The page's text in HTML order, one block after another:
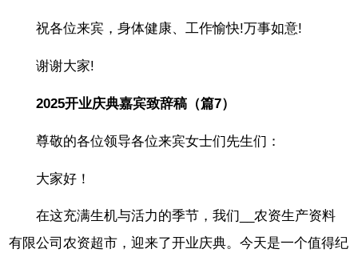
祝各位来宾，身体健康、工作愉快!万事如意!
谢谢大家!
2025开业庆典嘉宾致辞稿（篇7）
尊敬的各位领导各位来宾女士们先生们：
大家好！
在这充满生机与活力的季节，我们__农资生产资料
有限公司农资超市，迎来了开业庆典。今天是一个值得纪